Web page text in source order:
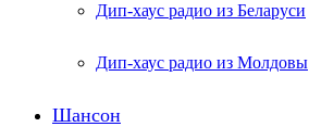
Дип-хаус радио из Беларуси
Дип-хаус радио из Молдовы
Шансон